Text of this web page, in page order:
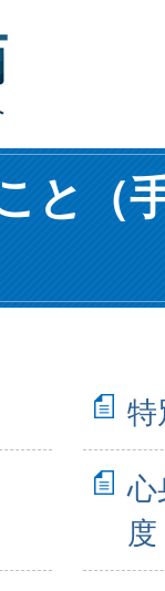
と（
特
心
度